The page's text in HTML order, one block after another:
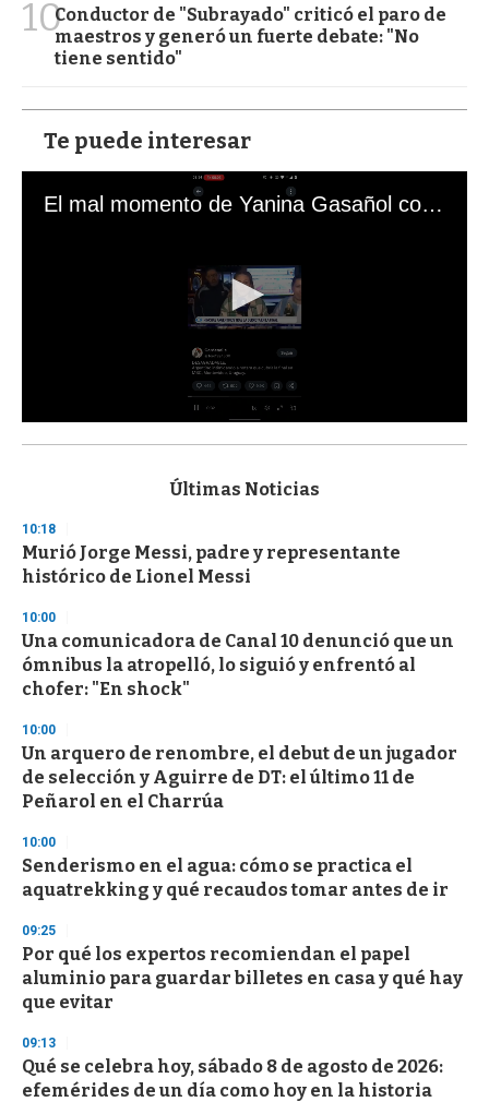
10Conductor de "Subrayado" criticó el paro de
maestros y generó un fuerte debate: "No
tiene sentido"
Te puede interesar
El mal momento de Yanina Gasañol con un hincha argentino en "Subrayado"
s
d
s
o
f
3
s
e
c
o
d
s
Últimas Noticias
10:18
Murió Jorge Messi, padre y representante
histórico de Lionel Messi
10:00
Una comunicadora de Canal 10 denunció que un
ómnibus la atropelló, lo siguió y enfrentó al
chofer: "En shock"
10:00
Un arquero de renombre, el debut de un jugador
de selección y Aguirre de DT: el último 11 de
Peñarol en el Charrúa
10:00
Senderismo en el agua: cómo se practica el
aquatrekking y qué recaudos tomar antes de ir
09:25
Por qué los expertos recomiendan el papel
aluminio para guardar billetes en casa y qué hay
que evitar
09:13
Qué se celebra hoy, sábado 8 de agosto de 2026:
efemérides de un día como hoy en la historia